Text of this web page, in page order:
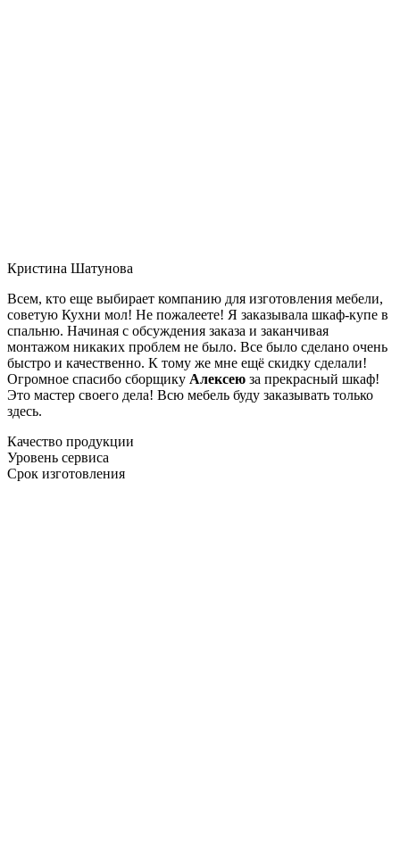
Кристина Шатунова
Всем, кто еще выбирает компанию для изготовления мебели,
советую Кухни мол! Не пожалеете! Я заказывала шкаф-купе в
спальню. Начиная с обсуждения заказа и заканчивая
монтажом никаких проблем не было. Все было сделано очень
быстро и качественно. К тому же мне ещё скидку сделали!
Огромное спасибо сборщику Алексею за прекрасный шкаф!
Это мастер своего дела! Всю мебель буду заказывать только
здесь.
Качество продукции
Уровень сервиса
Срок изготовления